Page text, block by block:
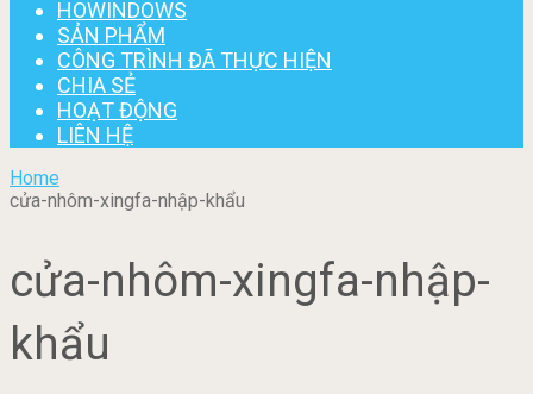
HOWINDOWS
SẢN PHẨM
CÔNG TRÌNH ĐÃ THỰC HIỆN
CHIA SẺ
HOẠT ĐỘNG
LIÊN HỆ
Home
cửa-nhôm-xingfa-nhập-khẩu
cửa-nhôm-xingfa-nhập-
khẩu